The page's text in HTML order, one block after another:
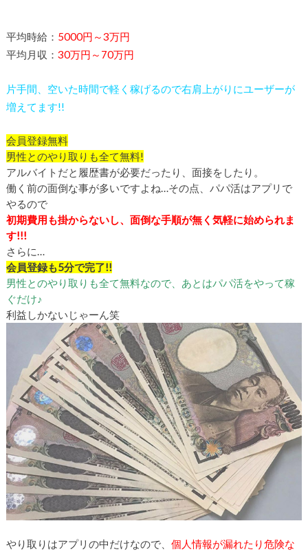
平均時給： 5000円 ～3万円
平均月収： 30万円 ～ 70万円
片手間、空いた時間で軽く稼げるので右肩上がりにユーザーが
増えてます!!
会員登録無料
男性とのやり取りも全て無料!
アルバイトだと履歴書が必要だったり、面接をしたり。
働く前の面倒な事が多いですよね…その点、パパ活はアプリで
やるので
初期費用も掛からないし、面倒な手順が無く気軽に始められま
す!!!
さらに…
会員登録も5分で完了!!
男性とのやり取りも全て無料なので、あとはパパ活をやって稼
ぐだけ♪
利益しかないじゃーん笑
やり取りはアプリの中だけなので、 個人情報が漏れたり危険な